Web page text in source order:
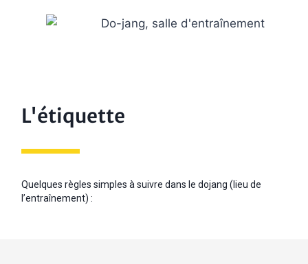
L'étiquette
Quelques règles simples à suivre dans le dojang (lieu de
l’entraînement) :